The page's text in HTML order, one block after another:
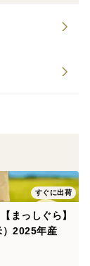
すぐに出荷
まっしぐら】
2025年産